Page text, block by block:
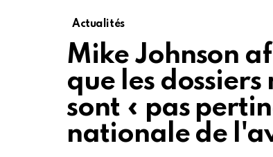
Actualités
Mike Johnson
que les
sont « pas
nationale de